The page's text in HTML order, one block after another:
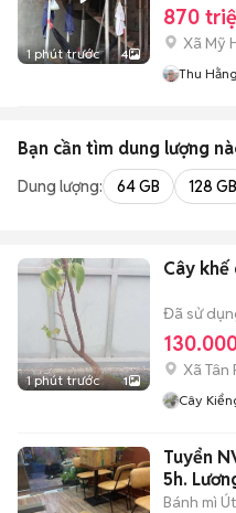
1 phút trước 4
870
Xã Mỹ
Thu Hằng
Bạn cần tìm dung lượng
Dung lượng: 64 GB 128 GB
1 phút trước 1
Cây
Đã sử
Xã Tân
Cây
Tuyển NV
5h.
Bánh mì